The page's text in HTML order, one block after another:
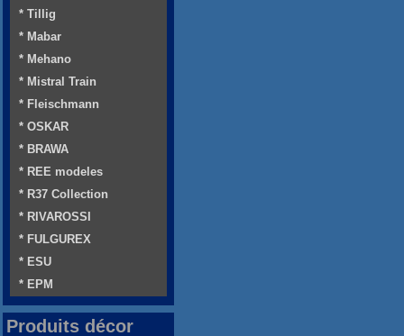
* Tillig
* Mabar
* Mehano
* Mistral Train
* Fleischmann
* OSKAR
* BRAWA
* REE modeles
* R37 Collection
* RIVAROSSI
* FULGUREX
* ESU
* EPM
Produits décor